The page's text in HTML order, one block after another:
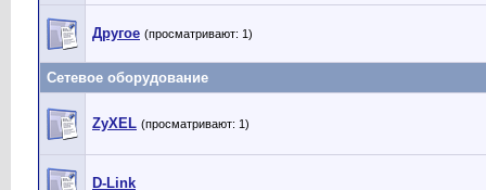
Другое (просматривают: 1)
Сетевое оборудование
ZyXEL (просматривают: 1)
D-Link